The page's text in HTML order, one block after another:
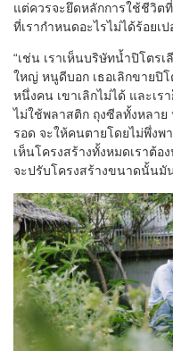
แต่ควรจะยึดหลักการใช้ชีวิต
ที่เรากำหนดอะไรไม่ได้ร้อยเ
“เช่น เราเห็นบริษัทน้ำปิโตร
ใหญ่ หนูดีบอก เธอเลิกขายปิ
หนึ่งคน เขาเลิกไม่ได้ และเร
ไม่ใช้พลาสติก ถุงซีลทั้งหลาย
รอด จะให้คนตายโดยไม่พึ่งพ
เห็นโครงสร้างทั้งหมดเราต้อ
จะปรับโครงสร้างขนาดนั้นมั